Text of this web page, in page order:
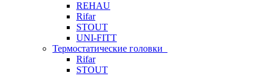
REHAU
Rifar
STOUT
UNI-FITT
Термостатические головки
Rifar
STOUT